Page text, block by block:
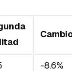
-8.6%